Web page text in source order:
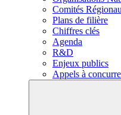
Comités
Plans de filière
Chiffres clés
Agenda
R&D
Enjeux publics
Appels à